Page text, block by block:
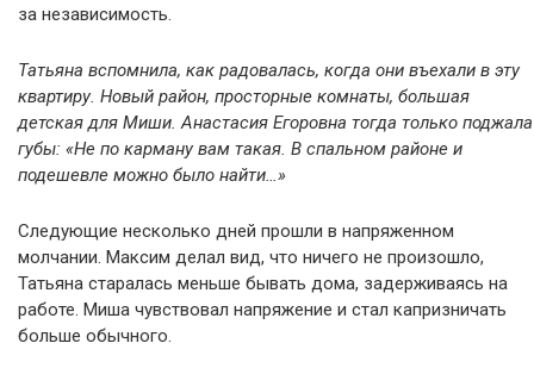
за независимость.
Татьяна вспомнила, как радовалась, когда они въехали в эту
квартиру. Новый район, просторные комнаты, большая
детская для Миши. Анастасия Егоровна тогда только поджала
губы: «Не по карману вам такая. В спальном районе и
подешевле можно было найти…»
Следующие несколько дней прошли в напряженном
молчании. Максим делал вид, что ничего не произошло,
Татьяна старалась меньше бывать дома, задерживаясь на
работе. Миша чувствовал напряжение и стал капризничать
больше обычного.